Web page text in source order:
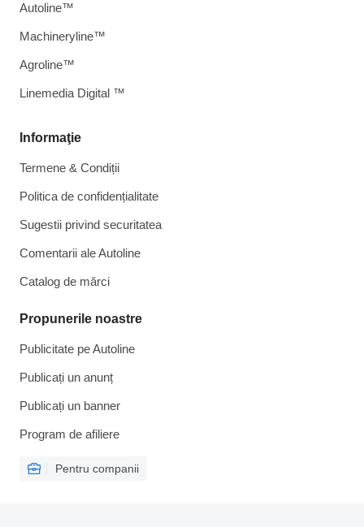
Informaţie
Termene & Condiții
Politica de confidențialitate
Sugestii privind securitatea
Comentarii ale Autoline
Catalog de mărcі
Propunerile noastre
Publicitate pe Autoline
Publicați un anunț
Publicați un banner
Program de afiliere
Pentru companii
Autoline™
Machineryline™
Agroline™
Linemedia Digital ™